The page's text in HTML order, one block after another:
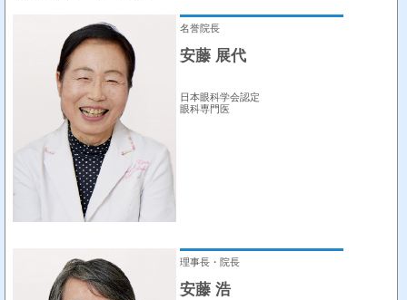
名誉院長
安藤 展代
日本眼科学会認定
眼科専門医
理事長・院長
安藤 浩